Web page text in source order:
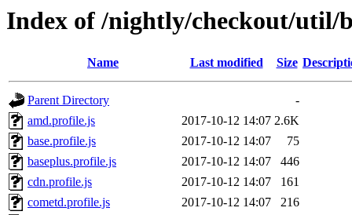
Index of /nightly/checkout/util/
Name Last modified Size
Parent Directory
-
amd.profile.js
2017-10-12 14:07 2.6K
base.profile.js
2017-10-12 14:07
75
baseplus.profile.js
2017-10-12 14:07
446
cdn.profile.js
2017-10-12 14:07
161
cometd.profile.js
2017-10-12 14:07
216